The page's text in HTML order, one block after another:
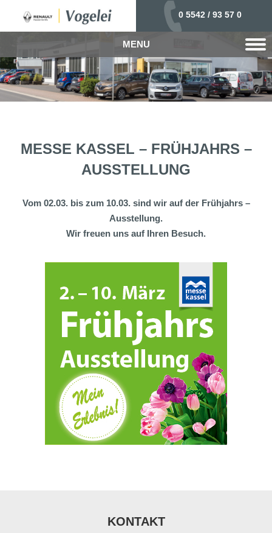
MENU
0 5542 / 93 57 0
MESSE KASSEL – FRÜHJAHRS –
AUSSTELLUNG
Vom 02.03. bis zum 10.03. sind wir auf der Frühjahrs –
Ausstellung.
Wir freuen uns auf Ihren Besuch.
KONTAKT